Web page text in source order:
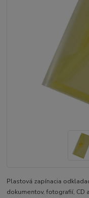
Plastová zapínacia
dokumentov, fotografií,